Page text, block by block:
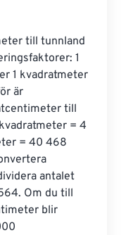
till tunnland
1
1 kvadratmeter
är
till
= 4
= 40 468
antalet
Om du till
blir